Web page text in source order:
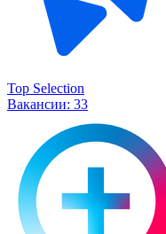
Top Selection
Вакансии: 33